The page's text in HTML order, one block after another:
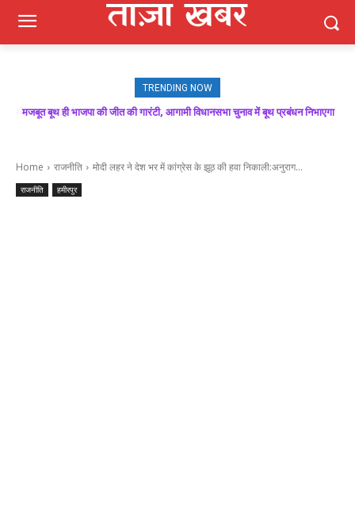
TRENDING NOW
मजबूत बूथ ही भाजपा की जीत की गारंटी, आगामी विधानसभा चुनाव में बूथ प्रबंधन निभाएगा
Home राजनीति मोदी लहर ने देश भर में कांग्रेस के झूठ की हवा निकाली:अनुराग...
राजनीति हमीरपुर